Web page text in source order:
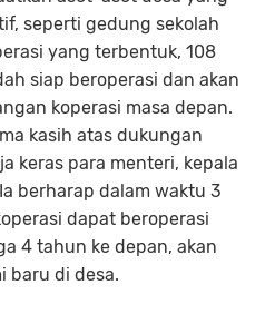
, seperti gedung sekolah
yang terbentuk, 108
siap beroperasi dan akan
koperasi masa depan.
kasih atas dukungan
keras para menteri, kepala
berharap dalam waktu 3
dapat beroperasi
4 tahun ke depan, akan
baru di desa.